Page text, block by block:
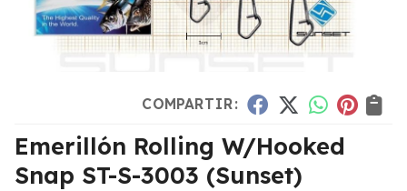
COMPARTIR:
Emerillón Rolling W/Hooked
Snap ST-S-3003 (Sunset)